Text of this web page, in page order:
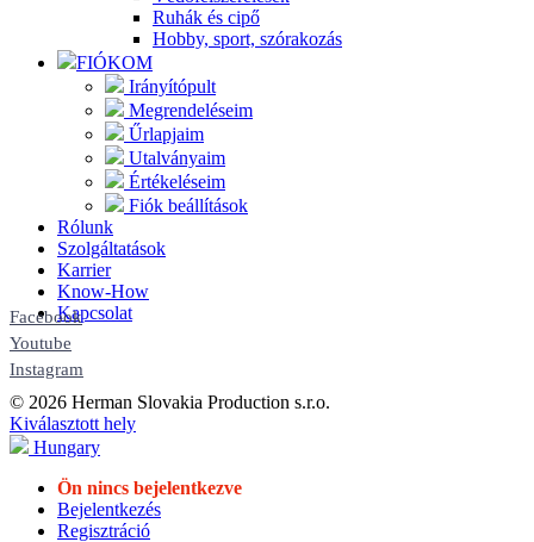
Ruhák és cipő
Hobby, sport, szórakozás
FIÓKOM
Irányítópult
Megrendeléseim
Űrlapjaim
Utalványaim
Értékeléseim
Fiók beállítások
Rólunk
Szolgáltatások
Karrier
Know-How
Kapcsolat
Facebook
Youtube
Instagram
© 2026 Herman Slovakia Production s.r.o.
Kiválasztott hely
Hungary
Ön nincs bejelentkezve
Bejelentkezés
Regisztráció